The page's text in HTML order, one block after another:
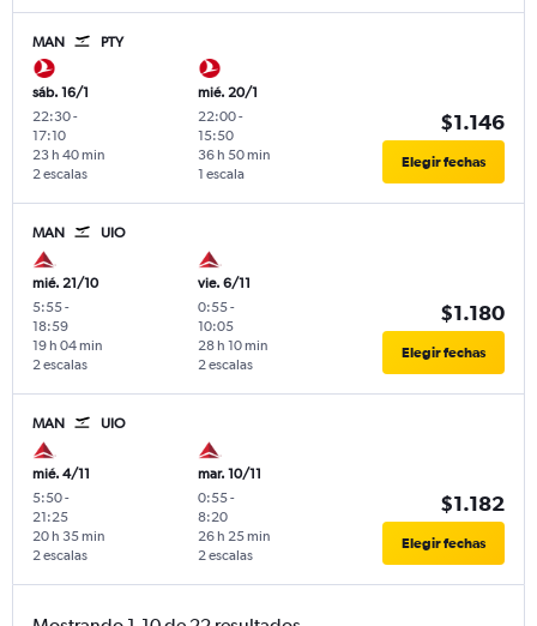
MAN PTY
sáb. 16/1
22:30-
17:10
2 escalas
23 h 40 min
mié. 20/1
22:00-
15:50
1 escala
36 h 50 min
$1.146
Elegir fechas
MAN UIO
mié. 21/10
5:55-
18:59
2 escalas
19 h 04 min
vie. 6/11
0:55-
10:05
2 escalas
28 h 10 min
$1.180
Elegir fechas
MAN UIO
mié. 4/11
5:50-
21:25
2 escalas
20 h 35 min
mar. 10/11
0:55-
8:20
2 escalas
26 h 25 min
$1.182
Elegir fechas